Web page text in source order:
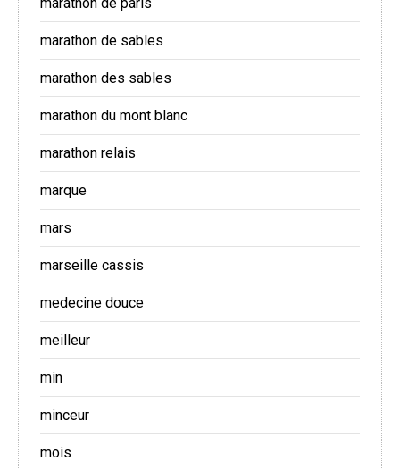
marathon de sables
marathon des sables
marathon du mont blanc
marathon relais
marque
mars
marseille cassis
medecine douce
meilleur
min
minceur
mois